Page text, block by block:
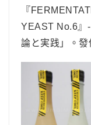
『
YEAST No.6』
論と実践」。發